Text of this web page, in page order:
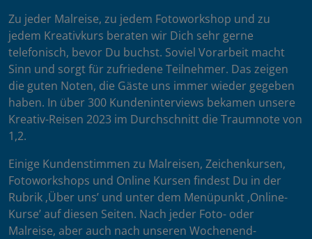
Zu jeder Malreise, zu jedem Fotoworkshop und zu
jedem Kreativkurs beraten wir Dich sehr gerne
telefonisch, bevor Du buchst. Soviel Vorarbeit macht
Sinn und sorgt für zufriedene Teilnehmer. Das zeigen
die guten Noten, die Gäste uns immer wieder gegeben
haben. In über 300 Kundeninterviews bekamen unsere
Kreativ-Reisen 2023 im Durchschnitt die Traumnote von
1,2.
Einige Kundenstimmen zu Malreisen, Zeichenkursen,
Fotoworkshops und Online Kursen findest Du in der
Rubrik ‚Über uns’ und unter dem Menüpunkt ‚Online-
Kurse’ auf diesen Seiten. Nach jeder Foto- oder
Malreise, aber auch nach unseren Wochenend-